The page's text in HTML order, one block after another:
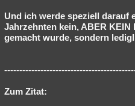
Und ich werde speziell darauf
Jahrzehnten kein, ABER
gemacht wurde, sondern
Zum Zitat: